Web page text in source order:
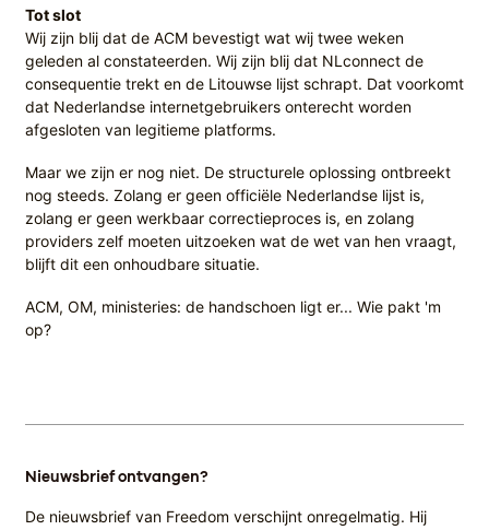
Tot slot
Wij zijn blij dat de ACM bevestigt wat wij twee weken
geleden al constateerden. Wij zijn blij dat NLconnect de
consequentie trekt en de Litouwse lijst schrapt. Dat voorkomt
dat Nederlandse internetgebruikers onterecht worden
afgesloten van legitieme platforms.
Maar we zijn er nog niet. De structurele oplossing ontbreekt
nog steeds. Zolang er geen officiële Nederlandse lijst is,
zolang er geen werkbaar correctieproces is, en zolang
providers zelf moeten uitzoeken wat de wet van hen vraagt,
blijft dit een onhoudbare situatie.
ACM, OM, ministeries: de handschoen ligt er... Wie pakt 'm
op?
Nieuwsbrief ontvangen?
De nieuwsbrief van Freedom verschijnt onregelmatig. Hij